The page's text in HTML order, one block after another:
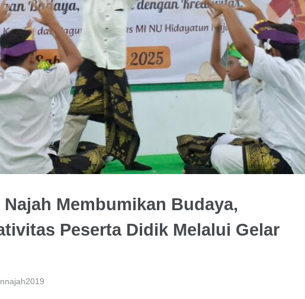
Membumikan Budaya,
Peserta Didik Melalui Gelar